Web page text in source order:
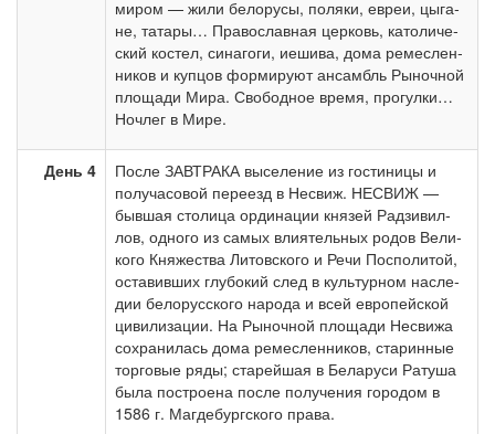
ми­ром — жи­ли бе­ло­ру­сы, по­ля­ки, евреи, цы­га­
не, та­та­ры… Пра­во­слав­ная цер­ковь, ка­то­ли­че­
ский ко­стел, си­на­го­ги, ие­ши­ва, до­ма ре­мес­лен­
ни­ков и куп­цов фор­ми­ру­ют ан­самбль Рыночной
пло­ща­ди Мира. Сво­бод­ное вре­мя, про­гул­ки…
Ноч­лег в Мире.
День 4
После ЗАВТРАКА вы­се­ле­ние из го­сти­ни­цы и
получасовой переезд в Не­свиж. НЕСВИЖ —
бывшая столица ор­ди­на­ции кня­зей Рад­зи­вил­
лов, од­но­го из са­мых вли­я­тель­ных ро­дов Ве­ли­
ко­го Кня­же­ства Ли­тов­ско­го и Ре­чи Поспо­ли­той,
оста­вив­ших глу­бо­кий след в куль­тур­ном на­сле­
дии бе­ло­рус­ско­го на­ро­да и всей ев­ро­пей­ской
ци­ви­ли­за­ции. На Рыночной пло­ща­ди Несвижа
со­хра­ни­лась до­ма ре­мес­лен­ни­ков, ста­рин­ные
тор­го­вые ря­ды; ста­рей­шая в Бе­ла­ру­си Ратуша
бы­ла по­стро­е­на по­сле по­лу­че­ния го­ро­дом в
1586 г. Маг­де­бург­ско­го пра­ва.